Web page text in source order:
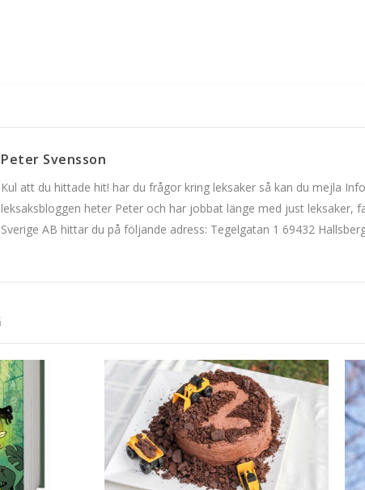
Peter Svensson
Kul att du hittade hit! har du frågor kring leksaker så kan du mejla
leksaksbloggen heter Peter och har jobbat länge med just leksaker,
Sverige AB hittar du på följande adress: Tegelgatan 1 69432